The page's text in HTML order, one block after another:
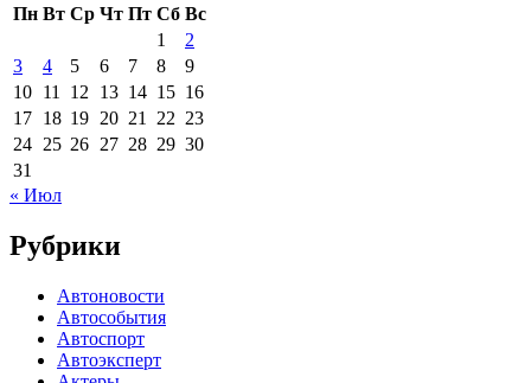
Пн Вт Ср Чт Пт Сб Вс
1
2
3
4 5 6 7 8
9
10 11 12 13 14 15 16
17 18 19 20 21 22 23
24 25 26 27 28 29 30
31
« Июл
Рубрики
Автоновости
Автособытия
Автоспорт
Автоэксперт